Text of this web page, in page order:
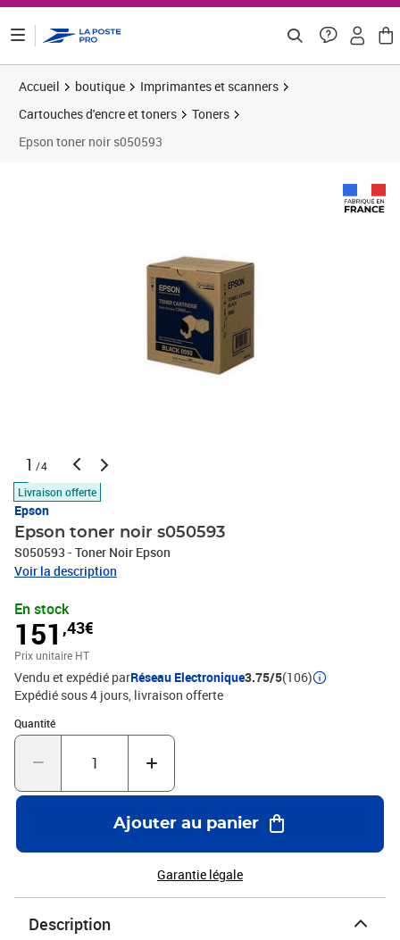
Accueil boutique
Imprimantes et scanners
Cartouches d'encre et toners
Toners
Epson toner noir s050593
1 /4
Livraison offerte
Epson
Epson toner noir s050593
S050593 - Toner Noir Epson
Voir la description
En stock
151 ,43€
Prix unitaire HT
Vendu et expédié parRéseau Electronique3.75/5(106)
Expédié sous 4 jours livraison offerte
Quantité
Quantité : 1
Ajouter au panier
Garantie légale
Description